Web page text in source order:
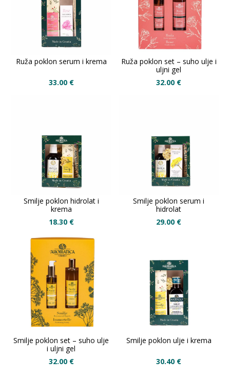
Ruža poklon serum i krema
33.00 €
Ruža poklon set – suho ulje i
uljni gel
32.00 €
Smilje poklon hidrolat i
krema
18.30 €
Smilje poklon serum i
hidrolat
29.00 €
Smilje poklon set – suho ulje
i uljni gel
32.00 €
Smilje poklon ulje i krema
30.40 €